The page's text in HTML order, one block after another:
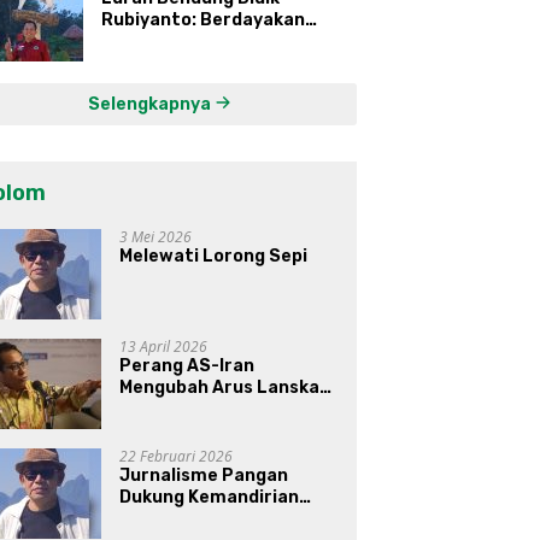
Rubiyanto: Berdayakan
Selengkapnya
3 Mei 2026
Melewati Lorong Sepi
13 April 2026
Perang AS-Iran
Mengubah Arus Lanskap
Prabowo-Gibran?
22 Februari 2026
Jurnalisme Pangan
Dukung Kemandirian